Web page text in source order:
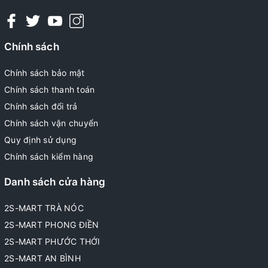
Chính sách
Chính sách bảo mật
Chính sách thanh toán
Chính sách đổi trả
Chính sách vận chuyển
Quy định sử dụng
Chính sách kiểm hàng
Danh sách cửa hàng
2S-MART TRÀ NÓC
2S-MART PHONG ĐIỀN
2S-MART PHƯỚC THỚI
2S-MART AN BÌNH